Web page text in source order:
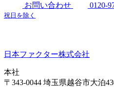
お問い合わせ 0120-
祝日を除く
日本ファクター株式会社
本社
〒343-0044 埼玉県越谷市大泊